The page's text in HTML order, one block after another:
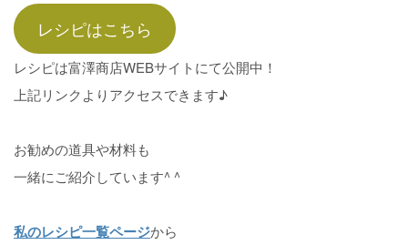
レシピはこちら
レシピは富澤商店WEBサイトにて公開中！
上記リンクよりアクセスできます♪
お勧めの道具や材料も
一緒にご紹介しています^ ^
私のレシピ一覧ページから